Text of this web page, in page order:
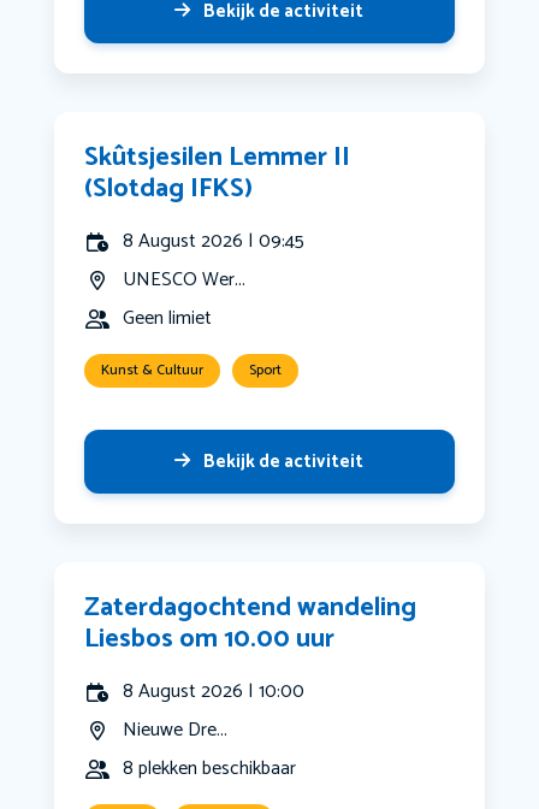
Bekijk de activiteit
Skûtsjesilen Lemmer II
(Slotdag IFKS)
8 August 2026 | 09:45
UNESCO Wer...
Geen limiet
Kunst & Cultuur Sport
Bekijk de activiteit
Zaterdagochtend wandeling
Liesbos om 10.00 uur
8 August 2026 | 10:00
Nieuwe Dre...
8 plekken beschikbaar